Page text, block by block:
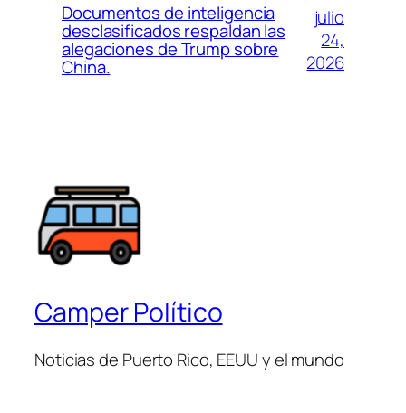
Documentos de inteligencia
desclasificados respaldan las
alegaciones de Trump sobre
China.
julio
24,
2026
Camper Político
Noticias de Puerto Rico, EEUU y el mundo